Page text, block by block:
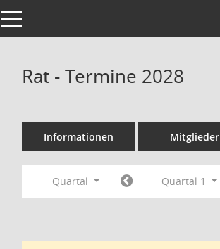
Toggle navigation
Rat - Termine 2028
Informationen Mitglieder
Quartal Quartal 1